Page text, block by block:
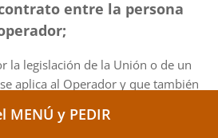
entre la persona
la legislación de la Unión o de un
aplica al Operador y que también
legítimos de la persona
MENÚ y PEDIR